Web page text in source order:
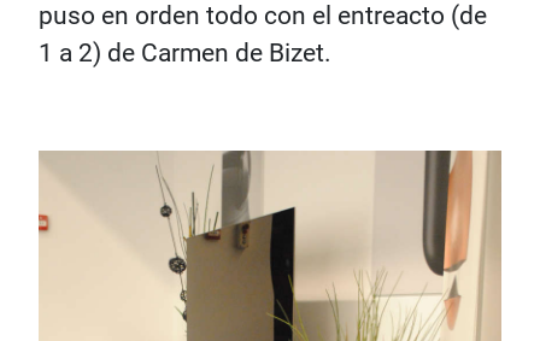
puso en orden todo con el entreacto (de
1 a 2) de Carmen de Bizet.